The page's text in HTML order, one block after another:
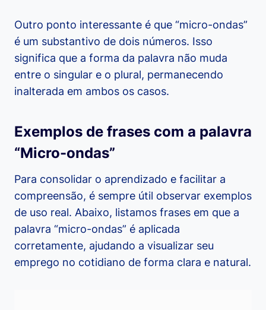
Outro ponto interessante é que “micro-ondas”
é um substantivo de dois números. Isso
significa que a forma da palavra não muda
entre o singular e o plural, permanecendo
inalterada em ambos os casos.
Exemplos de frases com a palavra
“Micro-ondas”
Para consolidar o aprendizado e facilitar a
compreensão, é sempre útil observar exemplos
de uso real. Abaixo, listamos frases em que a
palavra “micro-ondas” é aplicada
corretamente, ajudando a visualizar seu
emprego no cotidiano de forma clara e natural.